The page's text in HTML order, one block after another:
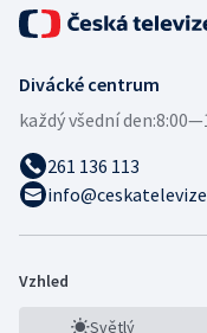
Divácké centrum
každý všední den:
261 136 113
Vzhled
Světlý